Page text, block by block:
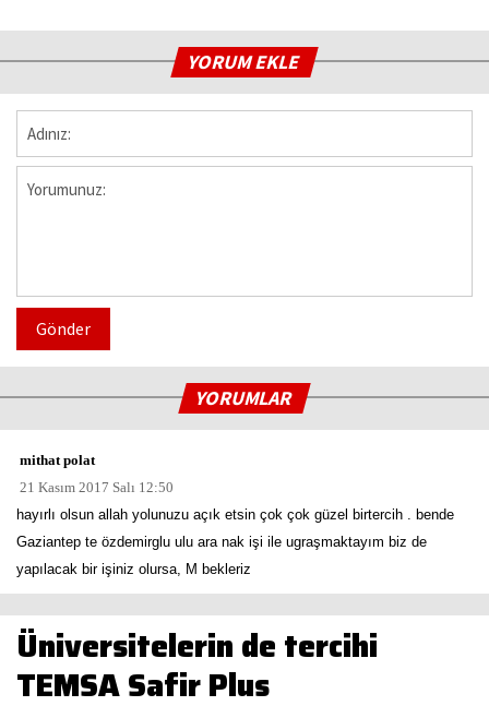
YORUM EKLE
Gönder
YORUMLAR
mithat polat
21 Kasım 2017 Salı 12:50
hayırlı olsun allah yolunuzu açık etsin çok çok güzel birtercih . bende
Gaziantep te özdemirglu ulu ara nak işi ile ugraşmaktayım biz de
yapılacak bir işiniz olursa, M bekleriz
Üniversitelerin de tercihi
TEMSA Safir Plus